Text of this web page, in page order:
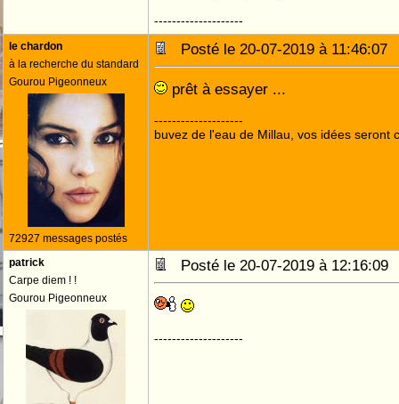
--------------------
le chardon
à la recherche du standard
Gourou Pigeonneux
72927 messages postés
Posté le 20-07-2019 à
prêt à essayer ...
--------------------
buvez de l'eau de Millau, vos idées seront
patrick
Carpe diem ! !
Gourou Pigeonneux
Posté le 20-07-2019 à
--------------------